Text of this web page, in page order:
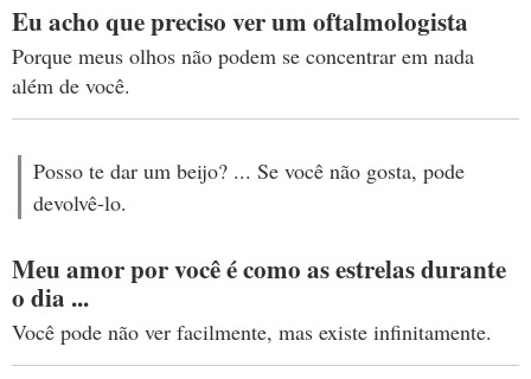
Eu acho que preciso ver um oftalmologista
Porque meus olhos não podem se concentrar em nada
além de você.
Posso te dar um beijo? ... Se você não gosta, pode
devolvê-lo.
Meu amor por você é como as estrelas durante
o dia ...
Você pode não ver facilmente, mas existe infinitamente.